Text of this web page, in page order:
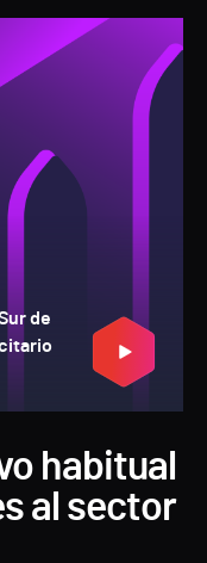
de
habitual
al sector